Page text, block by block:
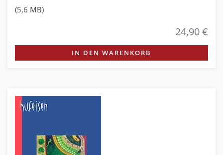
(5,6 MB)
24,90 €
IN DEN WARENKORB